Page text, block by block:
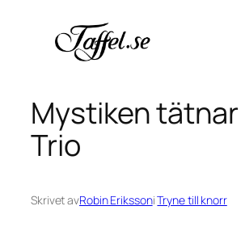
innehåll
Mystiken
Trio
Skrivet avRobin ErikssoniTryne till knorr